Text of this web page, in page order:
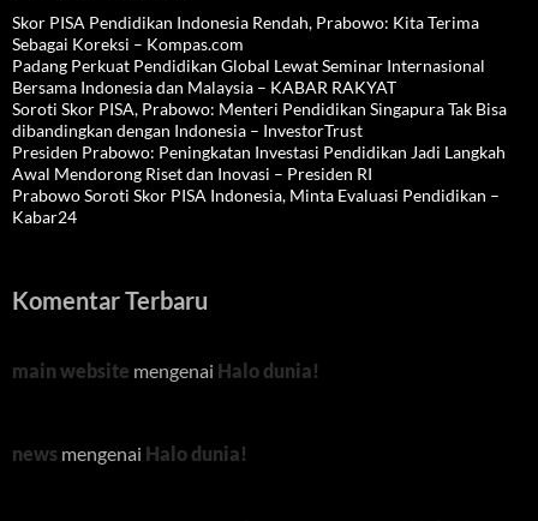
Skor PISA Pendidikan Indonesia Rendah, Prabowo: Kita Terima
Sebagai Koreksi – Kompas.com
Padang Perkuat Pendidikan Global Lewat Seminar Internasional
Bersama Indonesia dan Malaysia – KABAR RAKYAT
Soroti Skor PISA, Prabowo: Menteri Pendidikan Singapura Tak Bisa
dibandingkan dengan Indonesia – InvestorTrust
Presiden Prabowo: Peningkatan Investasi Pendidikan Jadi Langkah
Awal Mendorong Riset dan Inovasi – Presiden RI
Prabowo Soroti Skor PISA Indonesia, Minta Evaluasi Pendidikan –
Kabar24
Komentar Terbaru
main website mengenai Halo dunia!
news mengenai Halo dunia!